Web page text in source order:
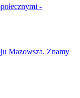
-
Mazowsza. Znamy